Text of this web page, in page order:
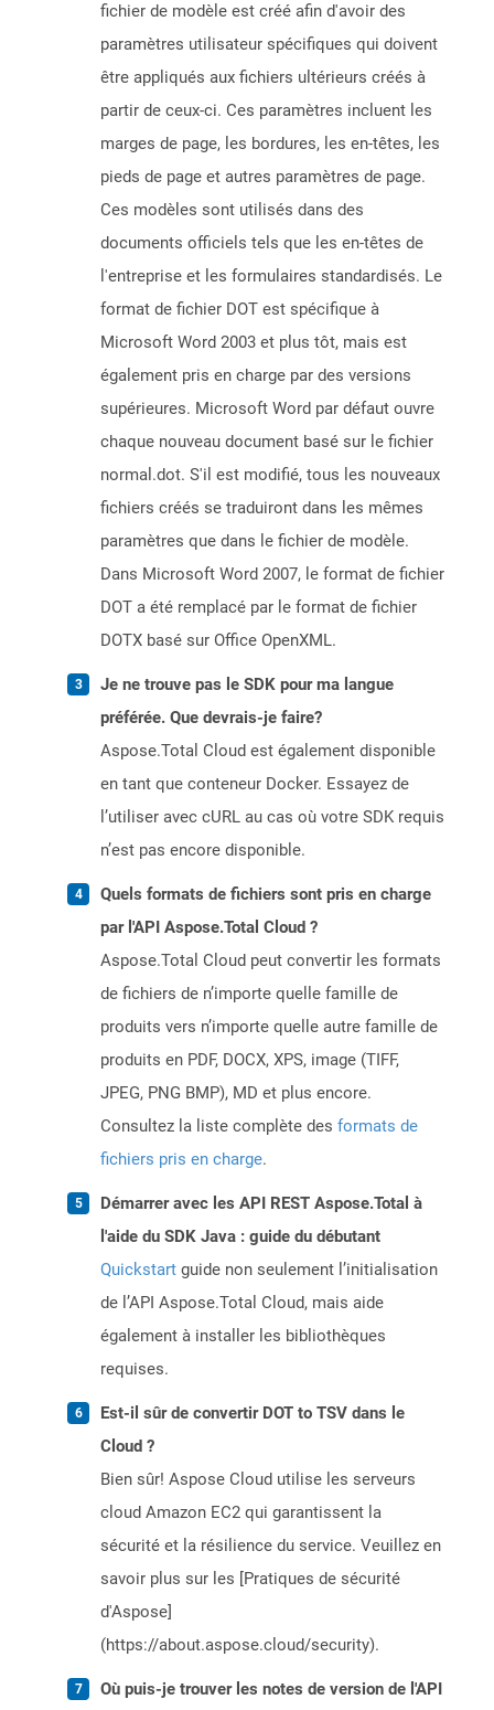
fichier de modèle est créé afin d'avoir des
paramètres utilisateur spécifiques qui doivent
être appliqués aux fichiers ultérieurs créés à
partir de ceux-ci. Ces paramètres incluent les
marges de page, les bordures, les en-têtes, les
pieds de page et autres paramètres de page.
Ces modèles sont utilisés dans des
documents officiels tels que les en-têtes de
l'entreprise et les formulaires standardisés. Le
format de fichier DOT est spécifique à
Microsoft Word 2003 et plus tôt, mais est
également pris en charge par des versions
supérieures. Microsoft Word par défaut ouvre
chaque nouveau document basé sur le fichier
normal.dot. S'il est modifié, tous les nouveaux
fichiers créés se traduiront dans les mêmes
paramètres que dans le fichier de modèle.
Dans Microsoft Word 2007, le format de fichier
DOT a été remplacé par le format de fichier
DOTX basé sur Office OpenXML.
Je ne trouve pas le SDK pour ma langue
préférée. Que devrais-je faire?
Aspose.Total Cloud est également disponible
en tant que conteneur Docker. Essayez de
l’utiliser avec cURL au cas où votre SDK requis
n’est pas encore disponible.
Quels formats de fichiers sont pris en charge
par l'API Aspose.Total Cloud ?
Aspose.Total Cloud peut convertir les formats
de fichiers de n’importe quelle famille de
produits vers n’importe quelle autre famille de
produits en PDF, DOCX, XPS, image (TIFF,
JPEG, PNG BMP), MD et plus encore.
Consultez la liste complète des formats de
fichiers pris en charge.
Démarrer avec les API REST Aspose.Total à
l'aide du SDK Java : guide du débutant
Quickstart guide non seulement l’initialisation
de l’API Aspose.Total Cloud, mais aide
également à installer les bibliothèques
requises.
Est-il sûr de convertir DOT to TSV dans le
Cloud ?
Bien sûr! Aspose Cloud utilise les serveurs
cloud Amazon EC2 qui garantissent la
sécurité et la résilience du service. Veuillez en
savoir plus sur les [Pratiques de sécurité
d'Aspose]
(https://about.aspose.cloud/security).
Où puis-je trouver les notes de version de l'API